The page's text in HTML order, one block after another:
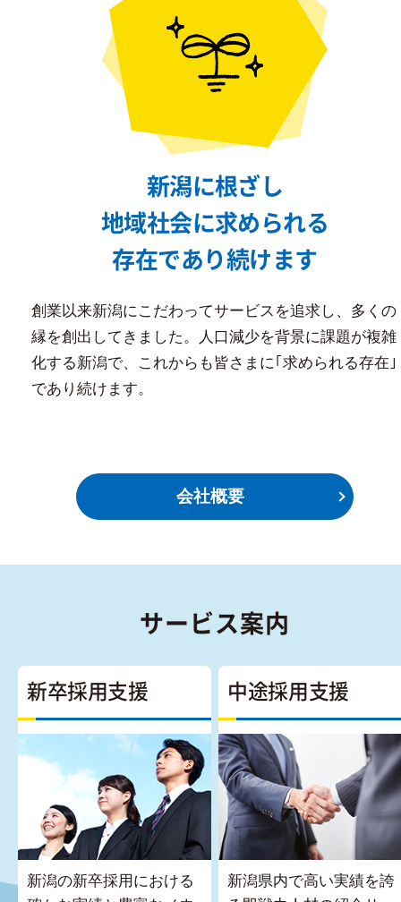
新潟に根ざし
地域社会に求められる
存在であり続けます
創業以来新潟にこだわってサービスを追求し、多くの
縁を創出してきました。人口減少を背景に課題が複雑
化する新潟で、これからも皆さまに｢求められる存在｣
であり続けます。
会社概要
サービス案内
新卒採用支援
新潟の新卒採用における
中途採用支援
新潟県内で高い実績を誇